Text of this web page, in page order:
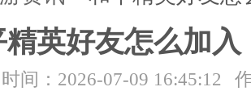
精英好友怎么加
时间：2026-07-09 16:45:12